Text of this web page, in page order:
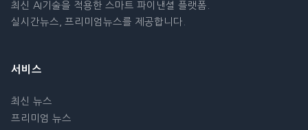
최신 AI기술을 적용한 스마트 파이낸셜 플랫폼.
실시간뉴스, 프리미엄뉴스를 제공합니다.
서비스
최신 뉴스
프리미엄 뉴스